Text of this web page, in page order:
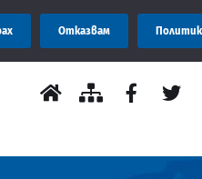
извършва на място чрез
Отказвам